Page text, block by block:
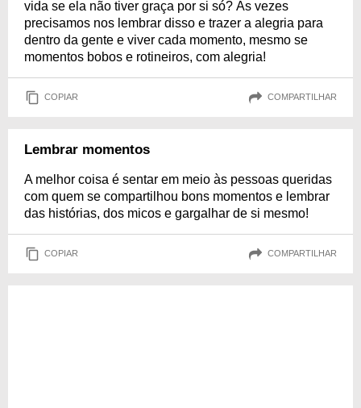
vida se ela não tiver graça por si só? Às vezes
precisamos nos lembrar disso e trazer a alegria para
dentro da gente e viver cada momento, mesmo se
momentos bobos e rotineiros, com alegria!
COPIAR COMPARTILHAR
Lembrar momentos
A melhor coisa é sentar em meio às pessoas queridas
com quem se compartilhou bons momentos e lembrar
das histórias, dos micos e gargalhar de si mesmo!
COPIAR COMPARTILHAR